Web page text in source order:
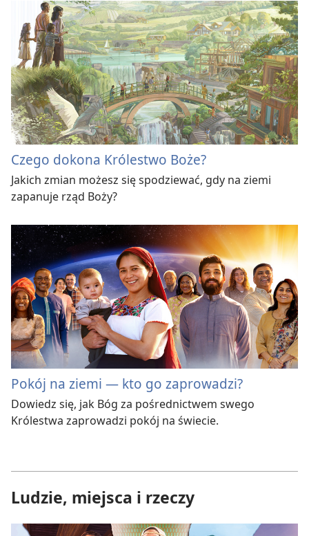
Czego dokona Królestwo Boże?
Jakich zmian możesz się spodziewać, gdy na ziemi
zapanuje rząd Boży?
Pokój na ziemi — kto go zaprowadzi?
Dowiedz się, jak Bóg za pośrednictwem swego
Królestwa zaprowadzi pokój na świecie.
Ludzie, miejsca i rzeczy